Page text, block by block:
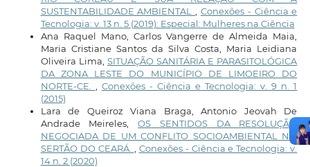
SUSTENTABILIDADE AMBIENTAL
Conexões - Ciência e
Tecnologia: v. 13 n. 5 (2019): Especial: Mulheres na Ciência
Ana Raquel Mano, Carlos Vangerre de Almeida Maia,
Maria Cristiane Santos da Silva Costa, Maria Leidiana
Oliveira Lima, SITUAÇÃO SANITÁRIA E PARASITOLÓGICA
DA ZONA LESTE DO MUNICÍPIO DE LIMOEIRO DO
NORTE-CE.
Conexões - Ciência e Tecnologia: v. 9 n. 1
(2015)
Lara de Queiroz Viana Braga, Antonio Jeovah De
Andrade Meireles,OS SENTIDOS DA RESOLUÇÃO
NEGOCIADA DE UM CONFLITO SOCIOAMBIENTAL NO
SERTÃO DO CEARÁ.
Conexões - Ciência e Tecnologia: v.
14 n. 2 (2020)